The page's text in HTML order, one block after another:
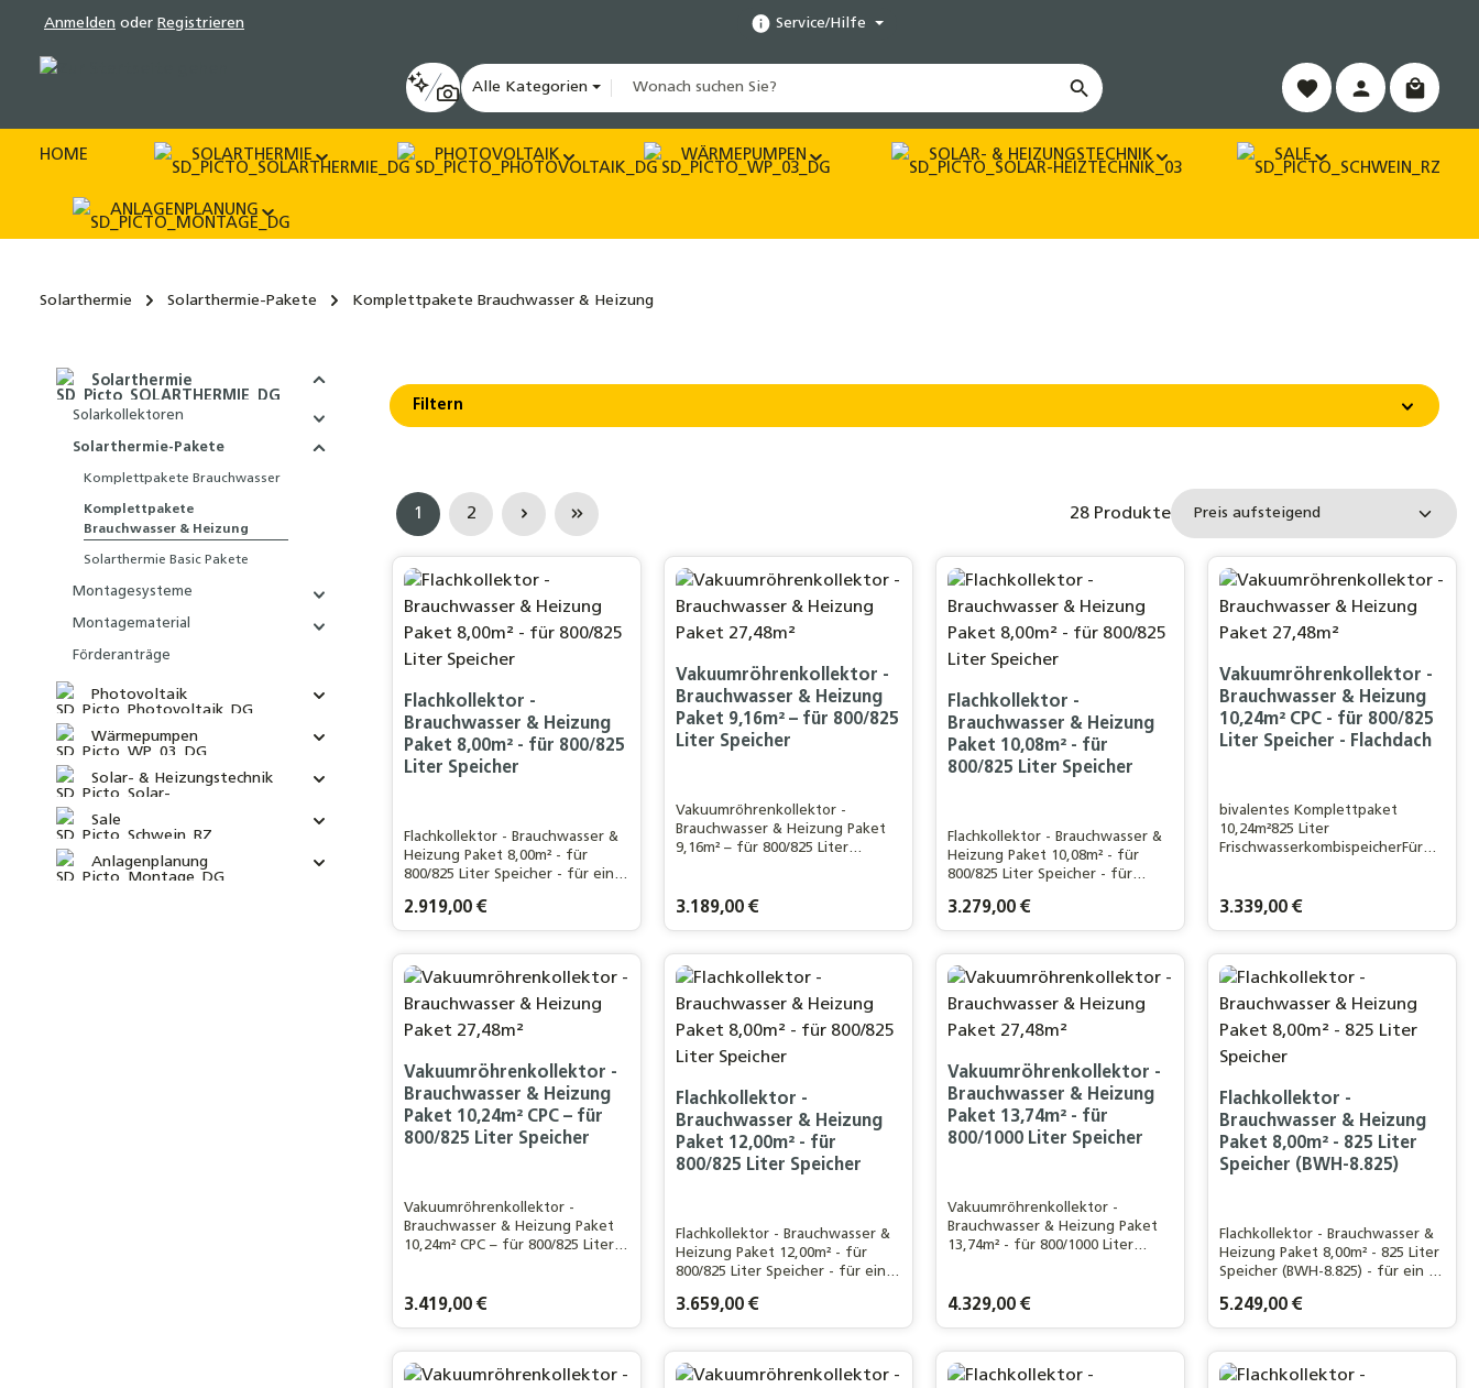
Zur Hauptnavigation springen
Anmelden oder Registrieren Service/Hilfe
Alle Kategorien
HOME SOLARTHERMIE PHOTOVOLTAIK WÄRMEPUMPEN SOLAR- & HEIZUNGSTECHNIK SALE
ANLAGENPLANUNG
Solarthermie Solarthermie-Pakete Komplettpakete Brauchwasser & Heizung
Solarthermie
Solarkollektoren
Solarthermie-Pakete
Komplettpakete Brauchwasser
Komplettpakete
Brauchwasser & Heizung
Solarthermie Basic Pakete
Montagesysteme
Montagematerial
Förderanträge
Photovoltaik
Wärmepumpen
Solar- & Heizungstechnik
Sale
Anlagenplanung
Filtern
Seite
1
Seite
2 28 Produkte
Flachkollektor -
Brauchwasser & Heizung
Paket 8,00m² - für 800/825
Liter Speicher
Flachkollektor - Brauchwasser &
Heizung Paket 8,00m² - für
800/825 Liter Speicher - für ein
Regulärer Preis:
2.919,00 €
Produkt Anzahl: Gib den gewünschten Wert ein oder benutze die Schaltflächen um
Vakuumröhrenkollektor -
Brauchwasser & Heizung
Paket 9,16m² – für 800/825
Liter Speicher
Vakuumröhrenkollektor -
Brauchwasser & Heizung Paket
9,16m² – für 800/825 Liter
Wohnfläche
Regulärer Preis:
3.189,00 €
Produkt Anzahl: Gib den gewünschten Wert ein oder
Flachkollektor -
Brauchwasser & Heizung
Paket 10,08m² - für
800/825 Liter Speicher
Flachkollektor - Brauchwasser &
Heizung Paket 10,08m² - für
800/825 Liter Speicher - für
Regulärer Preis:
3.279,00 €
Produkt Anzahl: Gib den gewünschten
Vakuumröhrenkollektor -
Brauchwasser & Heizung
10,24m² CPC - für 800/825
Liter Speicher - Flachdach
bivalentes Komplettpaket
10,24m²825 Liter
FrischwasserkombispeicherFür
WohnflächeLeistungsstarker
Regulärer Preis:
3.339,00 €
Produkt Anzahl:
Vakuumröhrenkollektor -
Brauchwasser & Heizung
Paket 10,24m² CPC – für
800/825 Liter Speicher
Vakuumröhrenkollektor -
Brauchwasser & Heizung Paket
10,24m² CPC – für 800/825 Liter
WohnflächeLeistungsstarker
Regulärer Preis:
3.419,00 €
Produkt Anzahl: Gib den gewünschten Wert ein oder benutze die Schaltflächen um
Flachkollektor -
Brauchwasser & Heizung
Paket 12,00m² - für
800/825 Liter Speicher
Flachkollektor - Brauchwasser &
Heizung Paket 12,00m² - für
800/825 Liter Speicher - für ein
Regulärer Preis:
3.659,00 €
Produkt Anzahl: Gib den gewünschten Wert ein oder
Vakuumröhrenkollektor -
Brauchwasser & Heizung
Paket 13,74m² - für
800/1000 Liter Speicher
Vakuumröhrenkollektor -
Brauchwasser & Heizung Paket
13,74m² - für 800/1000 Liter
WohnflächeLeistungsstarker 30
Regulärer Preis:
4.329,00 €
Flachkollektor -
Brauchwasser & Heizung
Paket 8,00m² - 825 Liter
Speicher (BWH-8.825)
Flachkollektor - Brauchwasser &
Heizung Paket 8,00m² - 825 Liter
Speicher (BWH-8.825) - für ein 3-
Regulärer Preis:
5.249,00 €
Produkt Anzahl: